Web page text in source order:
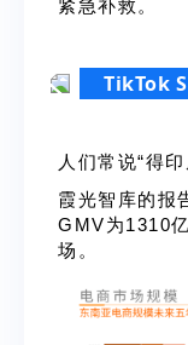
紧急补救。
TikTok
人们常说“得
霞光智库的报
GMV为1310
场。